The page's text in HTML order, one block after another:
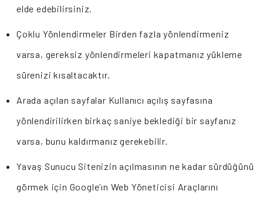
elde edebilirsiniz.
Çoklu Yönlendirmeler Birden fazla yönlendirmeniz
varsa, gereksiz yönlendirmeleri kapatmanız yükleme
sürenizi kısaltacaktır.
Arada açılan sayfalar Kullanıcı açılış sayfasına
yönlendirilirken birkaç saniye beklediği bir sayfanız
varsa, bunu kaldırmanız gerekebilir.
Yavaş Sunucu Sitenizin açılmasının ne kadar sürdüğünü
görmek için Google’ın Web Yöneticisi Araçlarını